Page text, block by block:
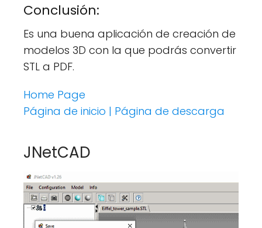
Conclusión:
Es una buena aplicación de creación de
modelos 3D con la que podrás convertir
STL a PDF.
Home Page
Página de inicio | Página de descarga
JNetCAD